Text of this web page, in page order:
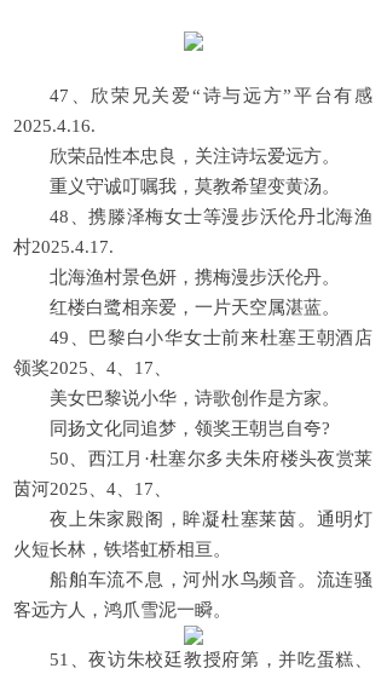
47、欣荣兄关爱“诗与远方”平台有感
2025.4.16.
欣荣品性本忠良，关注诗坛爱远方。
重义守诚叮嘱我，莫教希望变黄汤。
48、携滕泽梅女士等漫步沃伦丹北海渔
村2025.4.17.
北海渔村景色妍，携梅漫步沃伦丹。
红楼白鹭相亲爱，一片天空属湛蓝。
49、巴黎白小华女士前来杜塞王朝酒店
领奖2025、4、17、
美女巴黎说小华，诗歌创作是方家。
同扬文化同追梦，领奖王朝岂自夸?
50、西江月·杜塞尔多夫朱府楼头夜赏莱
茵河2025、4、17、
夜上朱家殿阁，眸凝杜塞莱茵。通明灯
火短长林，铁塔虹桥相亘。
船舶车流不息，河州水鸟频音。流连骚
客远方人，鸿爪雪泥一瞬。
51、夜访朱校廷教授府第，并吃蛋糕、